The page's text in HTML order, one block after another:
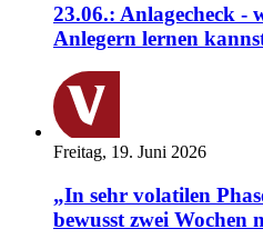
23.06.: Anlagecheck -
Anlegern lernen
Freitag, 19. Juni 2026
„In sehr volatilen
bewusst zwei Wochen